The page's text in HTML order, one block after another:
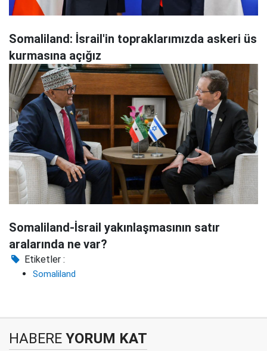
Somaliland: İsrail'in topraklarımızda askeri üs
kurmasına açığız
Somaliland-İsrail yakınlaşmasının satır
aralarında ne var?
Etiketler :
Somaliland
HABERE YORUM KAT